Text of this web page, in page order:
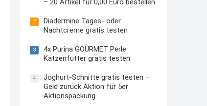
– 20 Artikel für 0,00 Euro bestellen
2
Diadermine Tages- oder
Nachtcreme gratis testen
3
4x Purina GOURMET Perle
Katzenfutter gratis testen
4
Joghurt-Schnitte gratis testen –
Geld zurück Aktion für 5er
Aktionspackung